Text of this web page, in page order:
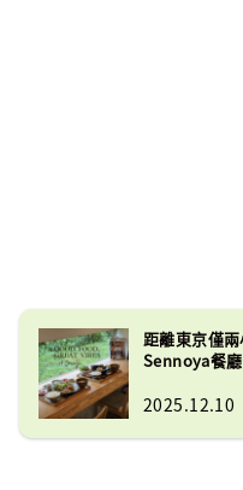
距離東京僅
Sennoya餐
2025.12.10